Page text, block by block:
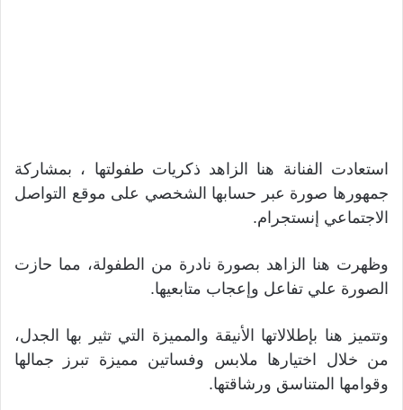
استعادت الفنانة هنا الزاهد ذكريات طفولتها ، بمشاركة
جمهورها صورة عبر حسابها الشخصي على موقع التواصل
الاجتماعي إنستجرام.
وظهرت هنا الزاهد بصورة نادرة من الطفولة، مما حازت
الصورة علي تفاعل وإعجاب متابعيها.
وتتميز هنا بإطلالاتها الأنيقة والمميزة التي تثير بها الجدل،
من خلال اختيارها ملابس وفساتين مميزة تبرز جمالها
وقوامها المتناسق ورشاقتها.